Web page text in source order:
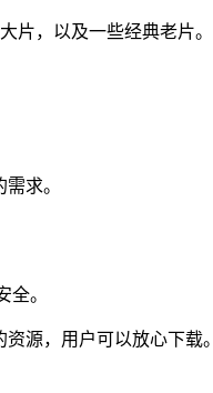
片，以及一些经典老片。
求。
全。
源，用户可以放心下载。